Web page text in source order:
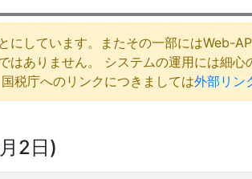
にしています。またその一部にはWeb-
はありません。 システムの運用には細
税庁へのリンクにつきましては外部リン
2日)